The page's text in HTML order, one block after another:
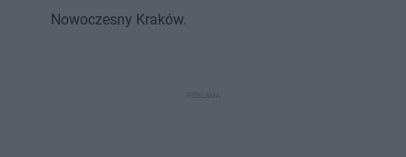
Nowoczesny Kraków.